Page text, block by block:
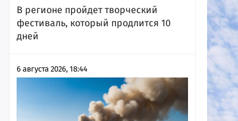
В регионе пройдет творческий
фестиваль, который продлится 10
дней
6 августа 2026, 18:44